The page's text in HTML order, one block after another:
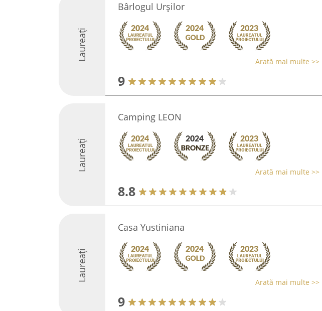
Laureați
Bârlogul Urșilor
Arată mai multe >>
9
Laureați
Camping LEON
Arată mai multe >>
8.8
Laureați
Casa Yustiniana
Arată mai multe >>
9